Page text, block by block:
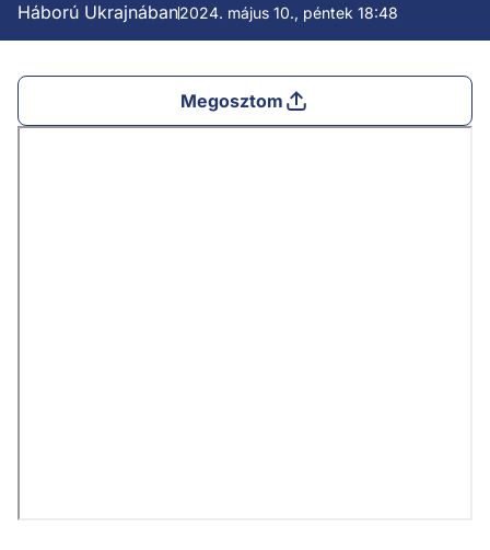
Háború Ukrajnában2024. május 10., péntek 18:48
Megosztom